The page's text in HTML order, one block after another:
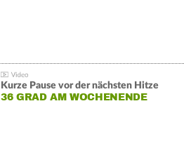
Kurze Pause vor der nächsten Hitze
36 GRAD AM WOCHENENDE